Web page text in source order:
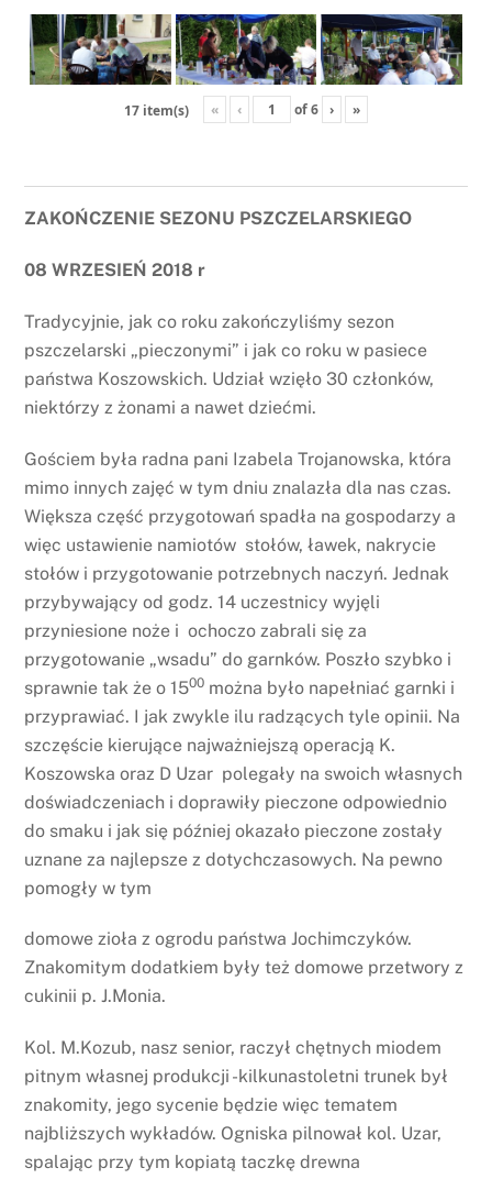
17 item(s) « ‹ of6 › »
ZAKOŃCZENIE SEZONU PSZCZELARSKIEGO
08 WRZESIEŃ 2018 r
Tradycyjnie, jak co roku zakończyliśmy sezon
pszczelarski „pieczonymi” i jak co roku w pasiece
państwa Koszowskich. Udział wzięło 30 członków,
niektórzy z żonami a nawet dziećmi.
Gościem była radna pani Izabela Trojanowska, która
mimo innych zajęć w tym dniu znalazła dla nas czas.
Większa część przygotowań spadła na gospodarzy a
więc ustawienie namiotów stołów, ławek, nakrycie
stołów i przygotowanie potrzebnych naczyń. Jednak
przybywający od godz. 14 uczestnicy wyjęli
przyniesione noże i ochoczo zabrali się za
przygotowanie „wsadu” do garnków. Poszło szybko i
sprawnie tak że o 1500 można było napełniać garnki i
przyprawiać. I jak zwykle ilu radzących tyle opinii. Na
szczęście kierujące najważniejszą operacją K.
Koszowska oraz D Uzar polegały na swoich własnych
doświadczeniach i doprawiły pieczone odpowiednio
do smaku i jak się później okazało pieczone zostały
uznane za najlepsze z dotychczasowych. Na pewno
pomogły w tym
domowe zioła z ogrodu państwa Jochimczyków.
Znakomitym dodatkiem były też domowe przetwory z
cukinii p. J.Monia.
Kol. M.Kozub, nasz senior, raczył chętnych miodem
pitnym własnej produkcji -kilkunastoletni trunek był
znakomity, jego sycenie będzie więc tematem
najbliższych wykładów. Ogniska pilnował kol. Uzar,
spalając przy tym kopiatą taczkę drewna